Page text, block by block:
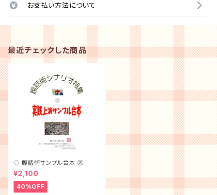
お支払い方法について
最近チェックした商品
◇ 腹話術サンプル台本 ⑧
¥2,100
40%OFF